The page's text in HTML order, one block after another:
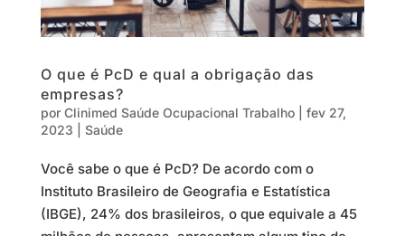
O que é PcD e qual a obrigação das
empresas?
por Clinimed Saúde Ocupacional Trabalho| fev 27,
2023
Saúde
Você sabe o que é PcD? De acordo com o
Instituto Brasileiro de Geografia e Estatística
(IBGE), 24% dos brasileiros, o que equivale a 45